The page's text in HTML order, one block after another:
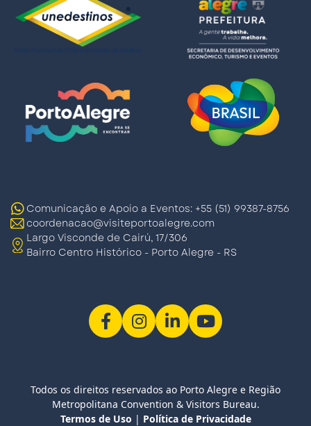
Comunicação e Apoio a Eventos: +55 (51) 99387-8756
coordenacao@visiteportoalegre.com
Largo Visconde de Cairú, 17/306
Bairro Centro Histórico - Porto Alegre - RS
Todos os direitos reservados ao Porto Alegre e Região
Metropolitana Convention & Visitors Bureau.
Termos de Uso | Política de Privacidade